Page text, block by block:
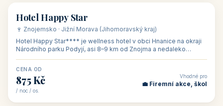
🏨 hotel
Hotel Happy Star
🍷 Znojemsko · Jižní Morava (Jihomoravský kraj)
Hotel Happy Star**** je wellness hotel v obci Hnanice na okraji
Národního parku Podyjí, asi 8–9 km od Znojma a nedaleko
CENA OD
875 Kč
/ noc / os.
Vhodné pro
💼 Firemní akce, škol